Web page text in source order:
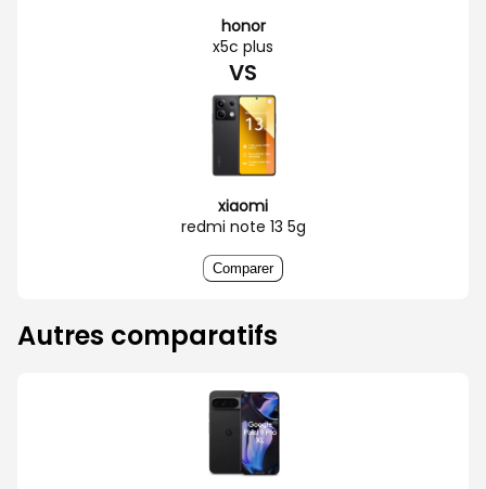
honor
x5c plus
VS
xiaomi
redmi note 13 5g
Comparer
Autres comparatifs